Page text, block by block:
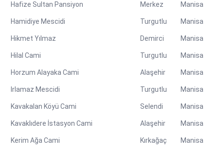
Hafize Sultan Pansiyon Merkez Manisa
Hamidiye Mescidi Turgutlu Manisa
Hikmet Yılmaz Demirci Manisa
Hilal Cami Turgutlu Manisa
Horzum Alayaka Cami Alaşehir Manisa
Irlamaz Mescidi Turgutlu Manisa
Kavakalan Köyü Cami Selendi Manisa
Kavaklıdere İstasyon Cami Alaşehir Manisa
Kerim Ağa Cami Kırkağaç Manisa